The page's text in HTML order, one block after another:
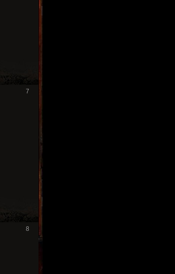
7
8